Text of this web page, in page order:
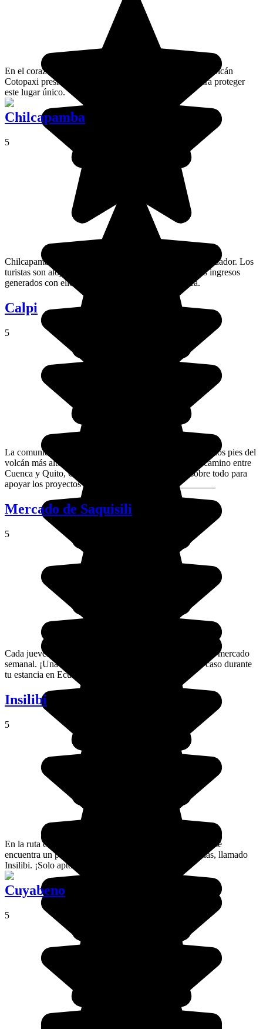
En el corazón de la Cordillera oriental de los Andes, el volcán
Cotopaxi preside un parque natural, que fue creado para proteger
este lugar único.
Chilcapamba
5
Chilcapamba es una comunidad quechua del norte de Ecuador. Los
turistas son alojados en las casas de los habitantes y los ingresos
generados con ello permiten el desarrollo de la aldea.
Calpi
5
La comunidad de Calpi alberga 19 poblados indígenas a los pies del
volcán más alto de Ecuador, el Chimborazo. A medio camino entre
Cuenca y Quito, Calpi merece realmente la visita, sobre todo para
apoyar los proyectos de turismo comunitario. _________
Mercado de Saquisili
5
Cada jueves por la mañana, Saquisili se llena debido a su mercado
semanal. ¡Una cita que no te puedes perder en ningún caso durante
tu estancia en Ecuador !
Insilibi
5
En la ruta circular de Quilotoa, a 2900 metros de altitud, se
encuentra un pueblecito apacible y rodeado de montañas, llamado
Insilibi. ¡Solo apto para senderistas!
Cuyabeno
5